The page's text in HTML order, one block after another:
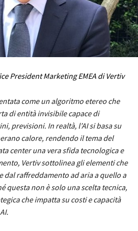
President Marketing EMEA di Vertiv
come un algoritmo etereo che
di entità invisibile capace di
previsioni. In realtà, l’AI si basa su
calore, rendendo il tema del
center una vera sfida tecnologica e
Vertiv sottolinea gli elementi che
dal raffreddamento ad aria a quello a
questa non è solo una scelta tecnica,
che impatta su costi e capacità